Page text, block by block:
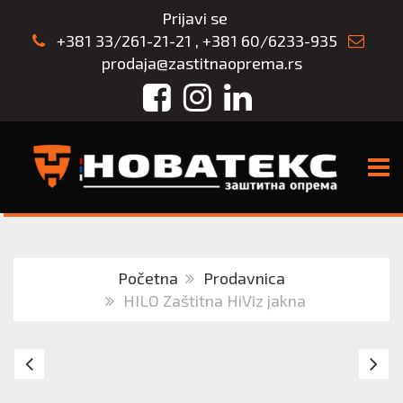
Prijavi se
+381 33/261-21-21 , +381 60/6233-935
prodaja@zastitnaoprema.rs
FacebookInstagram
LinkedIn
Početna
Prodavnica
HILO Zaštitna HiViz jakna
Irudek